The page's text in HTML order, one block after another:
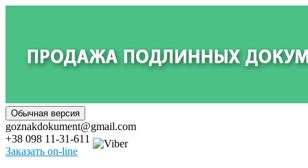
goznakdokument@gmail.com
+38 098 11-31-611
Заказать on-line